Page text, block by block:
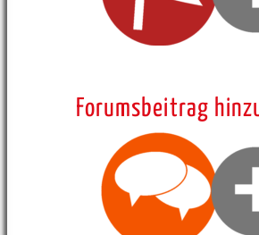
Forumsbeitrag